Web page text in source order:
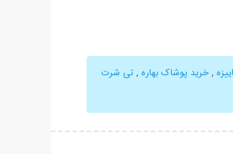
,خرید پوشاک بهاره , تی شرت